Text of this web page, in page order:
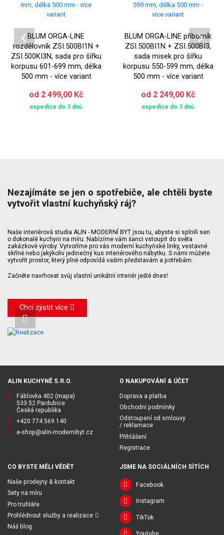
BLUM ORGA-LINE
rozdělovník ZSI.500BI1N +
ZSI.500KI3N, sada pro šířku
korpusu 601-699 mm, délka
500 mm - více variant
od 2 499,00 Kč
expedice do 3 dnů
BLUM ORGA-LINE příborník
ZSI.500BI1N + ZSI.500BI3,
sada misek pro šířku
korpusu 550-599 mm, délka
500 mm - více variant
od 2 249,00 Kč
expedice do 3 dnů
Nezajímáte se jen o spotřebiče, ale chtěli byste
vytvořit vlastní kuchyňský ráj?
Naše interiérová studia ALIN - MODERNÍ BYT jsou tu, abyste si splnili sen
o dokonalé kuchyni na míru. Nabízíme vám šanci vstoupit do světa
zakázkové výroby. Vytvoříme pro vás moderní kuchyňské linky, vestavné
skříně nebo jakýkoliv jedinečný kus interiérového nábytku. S námi můžete
vytvořit prostor, který plně odpovídá vašim představám a potřebám.
Začněte navrhovat svůj vlastní unikátní interiér ještě dnes!
Chci zjistit více
ALIN KUCHYNĚ S.R.O.
Fáblovka 402 (mapa)
533 52 Pardubice
Česká republika
+420 774 569 140
e-shop@alin-modernibyt.cz
O NAKUPOVÁNÍ & ÚČET
Doprava a platba
Obchodní podmínky
Odstoupení od smlouvy
/ reklamace
Přihlášení
Registrace
CO BYSTE MĚLI VĚDĚT
Naše prodejny & kontakt
Sety na míru
Pro truhláře
Prohlédnout služby a realizace
Náš blog
JSME NA SOCIÁLNÍCH SÍTÍCH
Facebook
Instagram
TikTok
Youtube